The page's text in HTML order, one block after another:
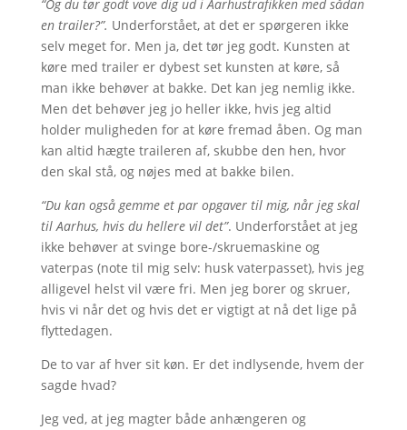
“Og du tør godt vove dig ud i Aarhustrafikken med sådan
en trailer?”. Underforstået, at det er spørgeren ikke
selv meget for. Men ja, det tør jeg godt. Kunsten at
køre med trailer er dybest set kunsten at køre, så
man ikke behøver at bakke. Det kan jeg nemlig ikke.
Men det behøver jeg jo heller ikke, hvis jeg altid
holder muligheden for at køre fremad åben. Og man
kan altid hægte traileren af, skubbe den hen, hvor
den skal stå, og nøjes med at bakke bilen.
“Du kan også gemme et par opgaver til mig, når jeg skal
til Aarhus, hvis du hellere vil det”. Underforstået at jeg
ikke behøver at svinge bore-/skruemaskine og
vaterpas (note til mig selv: husk vaterpasset), hvis jeg
alligevel helst vil være fri. Men jeg borer og skruer,
hvis vi når det og hvis det er vigtigt at nå det lige på
flyttedagen.
De to var af hver sit køn. Er det indlysende, hvem der
sagde hvad?
Jeg ved, at jeg magter både anhængeren og